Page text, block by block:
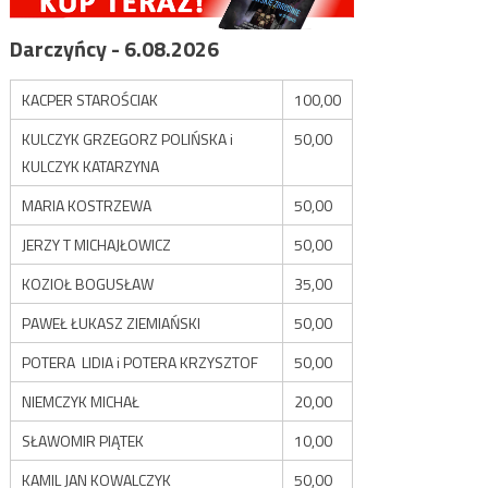
Darczyńcy - 6.08.2026
KACPER STAROŚCIAK
100,00
KULCZYK GRZEGORZ POLIŃSKA i
KULCZYK KATARZYNA
50,00
MARIA KOSTRZEWA
50,00
JERZY T MICHAJŁOWICZ
50,00
KOZIOŁ BOGUSŁAW
35,00
PAWEŁ ŁUKASZ ZIEMIAŃSKI
50,00
POTERA LIDIA i POTERA KRZYSZTOF
50,00
NIEMCZYK MICHAŁ
20,00
SŁAWOMIR PIĄTEK
10,00
KAMIL JAN KOWALCZYK
50,00